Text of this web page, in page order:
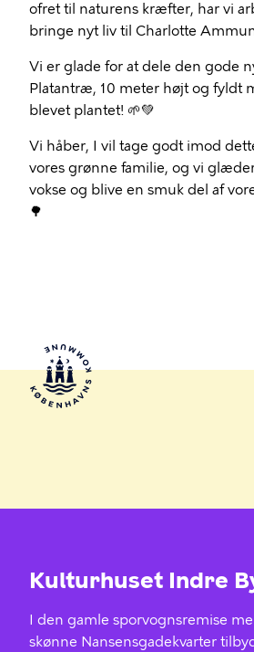
ofret til naturens kræfter, har vi
bringe nyt liv til Charlotte
Vi er glade for at dele den gode
Platantræ, 10 meter højt og fyldt
blevet plantet! 🌱💚
Vi håber, I vil tage godt imod
vores grønne familie, og vi
vokse og blive en smuk del af
🌳
Kulturhuset Indre
I den gamle sporvognsremise
skønne Nansensgadekvarter